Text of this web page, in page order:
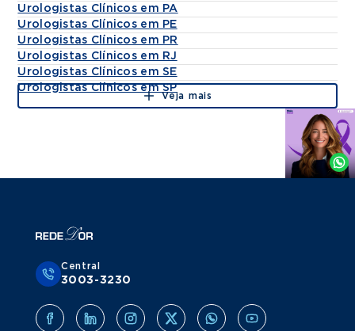
Urologistas Clínicos em PA
Urologistas Clínicos em PE
Urologistas Clínicos em PR
Urologistas Clínicos em RJ
Urologistas Clínicos em SE
Urologistas Clínicos em SP
Veja mais
Agende
Whatsapp
Central
3003-3230